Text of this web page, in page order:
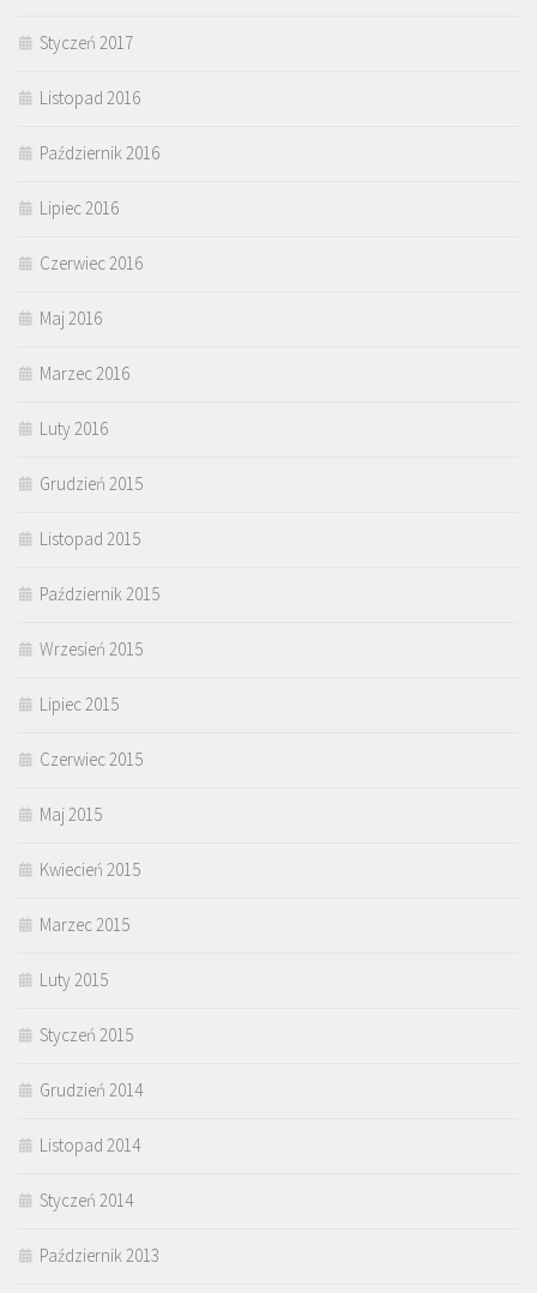
Styczeń 2017
Listopad 2016
Październik 2016
Lipiec 2016
Czerwiec 2016
Maj 2016
Marzec 2016
Luty 2016
Grudzień 2015
Listopad 2015
Październik 2015
Wrzesień 2015
Lipiec 2015
Czerwiec 2015
Maj 2015
Kwiecień 2015
Marzec 2015
Luty 2015
Styczeń 2015
Grudzień 2014
Listopad 2014
Styczeń 2014
Październik 2013